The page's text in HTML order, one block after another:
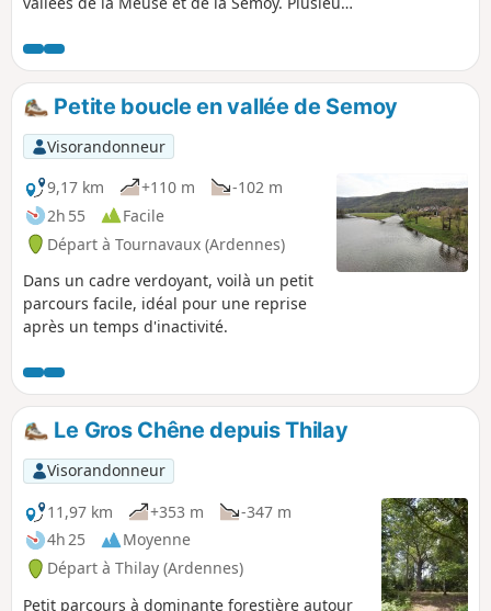
qu'un passage, en début de randonnée, sur
l'ancien site carrier du Fay-Phades.
Petite boucle en vallée de Semoy
Visorandonneur
9,17 km
+110 m
-102 m
2h 55
Facile
Départ à Tournavaux (Ardennes)
Dans un cadre verdoyant, voilà un petit
parcours facile, idéal pour une reprise
après un temps d'inactivité.
Le Gros Chêne depuis Thilay
Visorandonneur
11,97 km
+353 m
-347 m
4h 25
Moyenne
Départ à Thilay (Ardennes)
Petit parcours à dominante forestière autour